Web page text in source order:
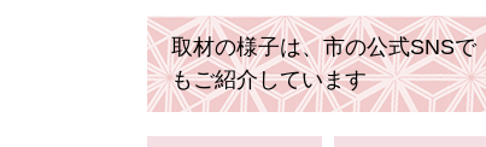
取材の様子は、市の公式SNSで
もご紹介しています